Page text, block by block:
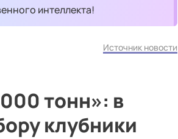
интеллекта!
Источник новости
тонн»: в
клубники